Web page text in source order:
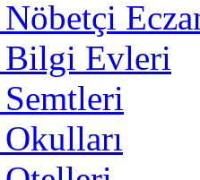
Bilgi Evleri